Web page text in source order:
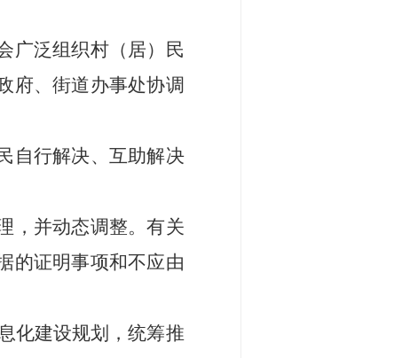
广泛组织村（居）民
府、街道办事处协调
自行解决、互助解决
，并动态调整。有关
的证明事项和不应由
化建设规划，统筹推